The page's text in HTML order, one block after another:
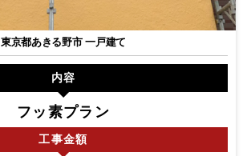
東京都あきる野市 一戸建て
内容
フッ素プラン
工事金額